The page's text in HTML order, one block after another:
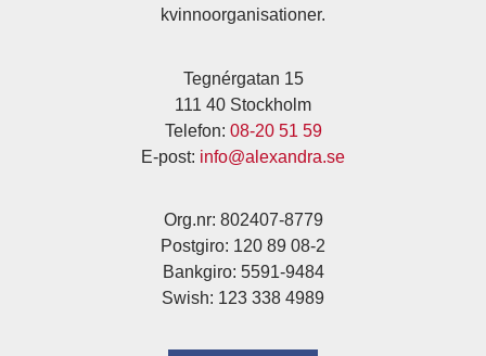
kvinnoorganisationer.
Tegnérgatan 15
111 40 Stockholm
Telefon: 08-20 51 59
E-post: info@alexandra.se
Org.nr: 802407-8779
Postgiro: 120 89 08-2
Bankgiro: 5591-9484
Swish: 123 338 4989